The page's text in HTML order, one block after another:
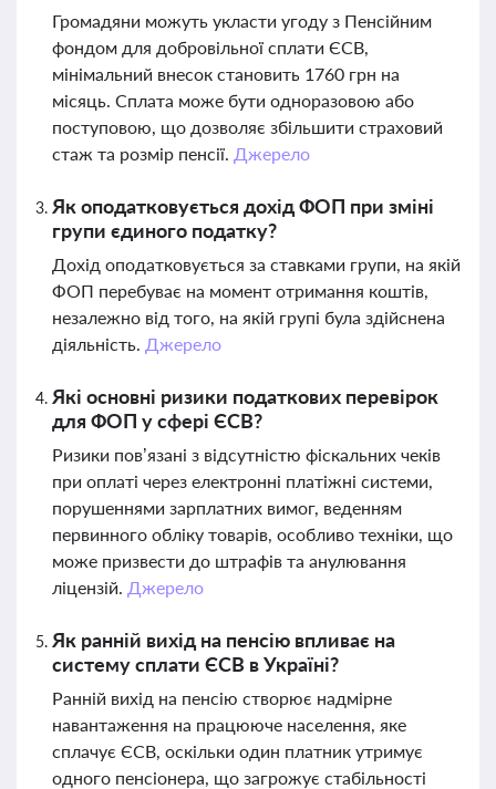
Громадяни можуть укласти угоду з Пенсійним
фондом для добровільної сплати ЄСВ,
мінімальний внесок становить 1760 грн на
місяць. Сплата може бути одноразовою або
поступовою, що дозволяє збільшити страховий
стаж та розмір пенсії. Джерело
Як оподатковується дохід ФОП при зміні
групи єдиного податку?
Дохід оподатковується за ставками групи, на якій
ФОП перебуває на момент отримання коштів,
незалежно від того, на якій групі була здійснена
діяльність. Джерело
Які основні ризики податкових перевірок
для ФОП у сфері ЄСВ?
Ризики пов’язані з відсутністю фіскальних чеків
при оплаті через електронні платіжні системи,
порушеннями зарплатних вимог, веденням
первинного обліку товарів, особливо техніки, що
може призвести до штрафів та анулювання
ліцензій. Джерело
Як ранній вихід на пенсію впливає на
систему сплати ЄСВ в Україні?
Ранній вихід на пенсію створює надмірне
навантаження на працююче населення, яке
сплачує ЄСВ, оскільки один платник утримує
одного пенсіонера, що загрожує стабільності